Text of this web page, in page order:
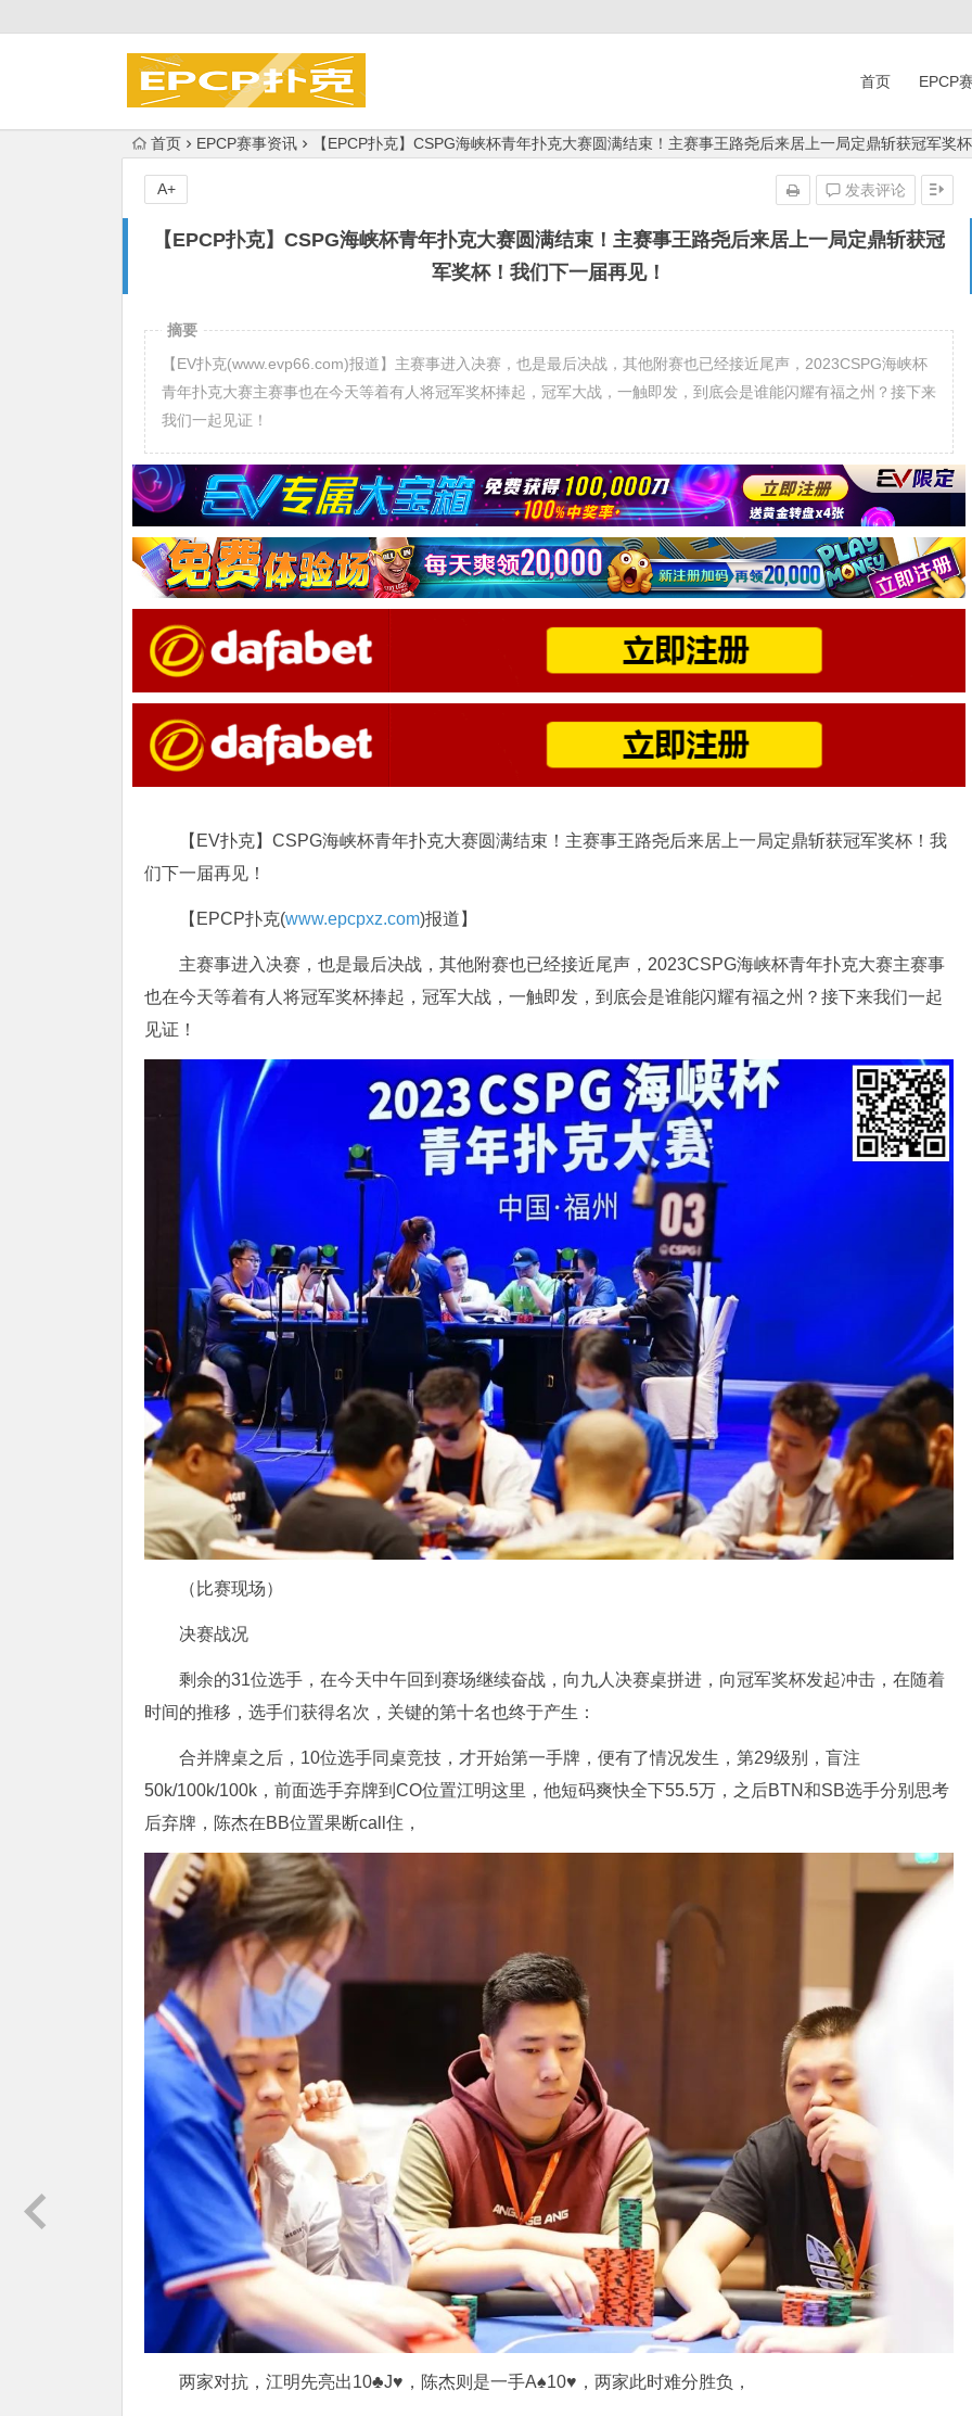
首页 EPCP
首页 EPCP赛事资讯 【EPCP扑克】CSPG海峡杯青年扑克大赛圆满结束！主赛事王路尧后来居上一局定鼎斩获冠军奖
【EPCP扑克】CSPG海峡杯青年扑克大赛圆满结束！主赛事王路尧后来居上一局定鼎斩获冠
军奖杯！我们下一届再见！
发表评论
A+
摘要
【EV扑克(www.evp66.com)报道】主赛事进入决赛，也是最后决战，其他附赛也已经接近尾声，2023CSPG海峡杯
青年扑克大赛主赛事也在今天等着有人将冠军奖杯捧起，冠军大战，一触即发，到底会是谁能闪耀有福之州？接下来
我们一起见证！
【EV扑克】CSPG海峡杯青年扑克大赛圆满结束！主赛事王路尧后来居上一局定鼎斩获冠军奖杯！我
们下一届再见！
【EPCP扑克(www.epcpxz.com)报道】
主赛事进入决赛，也是最后决战，其他附赛也已经接近尾声，2023CSPG海峡杯青年扑克大赛主赛事
也在今天等着有人将冠军奖杯捧起，冠军大战，一触即发，到底会是谁能闪耀有福之州？接下来我们一起
见证！
（比赛现场）
决赛战况
剩余的31位选手，在今天中午回到赛场继续奋战，向九人决赛桌拼进，向冠军奖杯发起冲击，在随着
时间的推移，选手们获得名次，关键的第十名也终于产生：
合并牌桌之后，10位选手同桌竞技，才开始第一手牌，便有了情况发生，第29级别，盲注
50k/100k/100k，前面选手弃牌到CO位置江明这里，他短码爽快全下55.5万，之后BTN和SB选手分别思考
后弃牌，陈杰在BB位置果断call住，
两家对抗，江明先亮出10♣️J♥️，陈杰则是一手A♠️10♥️，两家此时难分胜负，